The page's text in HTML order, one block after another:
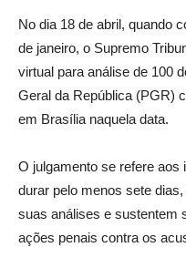
No dia 18 de abril, quando
de janeiro, o Supremo
virtual para análise de 100
Geral da República (PGR)
em Brasília naquela data.
O julgamento se refere aos
durar pelo menos sete
suas análises e sustentem
ações penais contra os